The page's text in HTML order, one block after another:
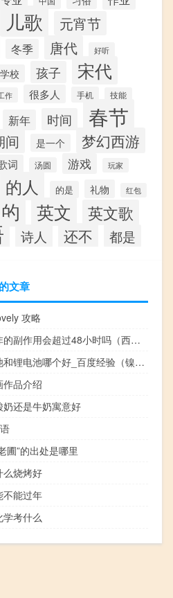
儿歌 元宵节
冬季 唐代 好听
学校 孩子 宋代
作 很多人 手机 技能
新年 时间 春节
间 是一个 梦幻西游
词 汤圆 游戏 玩家
的人 的是 礼物 红包
英文 英文歌
诗人 还不 都是
文章
攻略
西地那非的副作用会超过48小时吗（西地那非的副作用是什么）
镍氢电池和锂电池哪个好_百度经验（镍氢电池和锂电池哪个好）
作品介绍
奶还是牛奶寓意好
圃”的出处是哪里
么烧烤好
不能过年
考什么